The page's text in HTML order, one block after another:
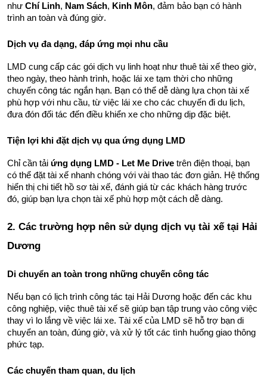
như Chí Linh, Nam Sách, Kinh Môn, đảm bảo bạn có hành
trình an toàn và đúng giờ.
Dịch vụ đa dạng, đáp ứng mọi nhu cầu
LMD cung cấp các gói dịch vụ linh hoạt như thuê tài xế theo giờ,
theo ngày, theo hành trình, hoặc lái xe tạm thời cho những
chuyến công tác ngắn hạn. Bạn có thể dễ dàng lựa chọn tài xế
phù hợp với nhu cầu, từ việc lái xe cho các chuyến đi du lịch,
đưa đón đối tác đến điều khiển xe cho những dịp đặc biệt.
Tiện lợi khi đặt dịch vụ qua ứng dụng LMD
Chỉ cần tải ứng dụng LMD - Let Me Drive trên điện thoại, bạn
có thể đặt tài xế nhanh chóng với vài thao tác đơn giản. Hệ thống
hiển thị chi tiết hồ sơ tài xế, đánh giá từ các khách hàng trước
đó, giúp bạn lựa chọn tài xế phù hợp một cách dễ dàng.
2. Các trường hợp nên sử dụng dịch vụ tài xế tại Hải
Dương
Di chuyển an toàn trong những chuyến công tác
Nếu bạn có lịch trình công tác tại Hải Dương hoặc đến các khu
công nghiệp, việc thuê tài xế sẽ giúp bạn tập trung vào công việc
thay vì lo lắng về việc lái xe. Tài xế của LMD sẽ hỗ trợ bạn di
chuyển an toàn, đúng giờ, và xử lý tốt các tình huống giao thông
phức tạp.
Các chuyến tham quan, du lịch